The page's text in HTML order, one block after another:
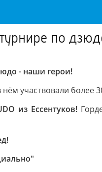
по
- наши герои!
участвовали более
из Ессентуков!